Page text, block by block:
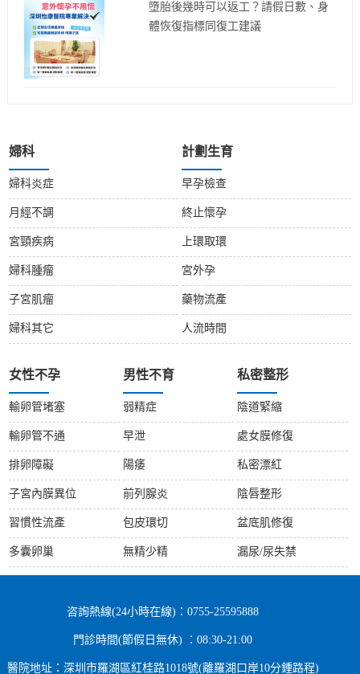
墮胎後幾時可以返工？請假日數、身
體恢復指標同復工建議
婦科
婦科炎症
月經不調
宮頸疾病
婦科腫瘤
子宮肌瘤
婦科其它
計劃生育
早孕檢查
終止懷孕
上環取環
宮外孕
藥物流產
人流時間
女性不孕
輸卵管堵塞
輸卵管不通
排卵障礙
子宮內膜異位
習慣性流產
多囊卵巢
男性不育
弱精症
早泄
陽痿
前列腺炎
包皮環切
無精少精
私密整形
陰道緊縮
處女膜修復
私密漂紅
陰唇整形
盆底肌修復
漏尿/尿失禁
咨詢熱線(24小時在線)：0755-25595888
門診時間(節假日無休) ：08:30-21:00
醫院地址：深圳市羅湖區紅桂路1018號(離羅湖口岸10分鍾路程)